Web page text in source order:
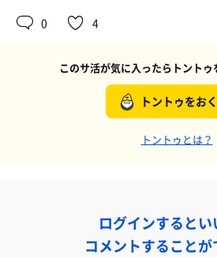
0 4
このサ活が気に入ったらトントゥ
トントゥをお
トントゥとは？
ログインするとい
コメントすること